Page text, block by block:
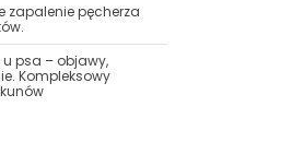
zapalenie pęcherza
psa – objawy,
Kompleksowy